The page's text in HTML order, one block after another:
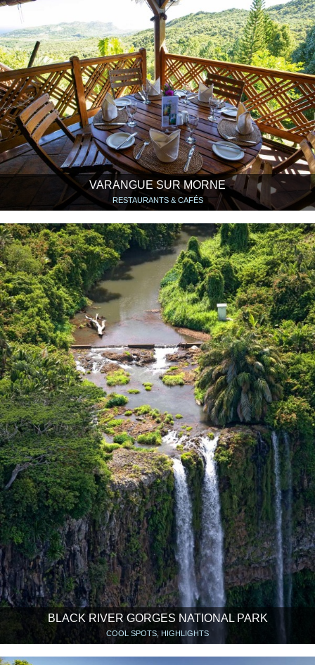
VARANGUE SUR MORNE
RESTAURANTS & CAFÉS
BLACK RIVER GORGES NATIONAL PARK
COOL SPOTS, HIGHLIGHTS